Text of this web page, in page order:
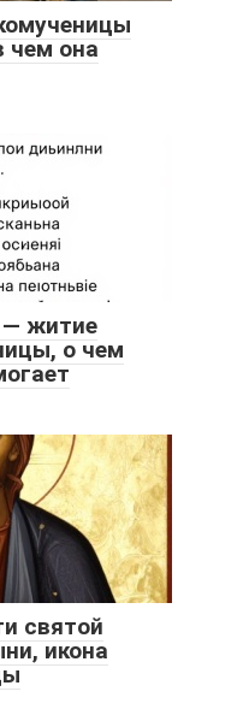
чем она
— житие
о чем
святой
икона